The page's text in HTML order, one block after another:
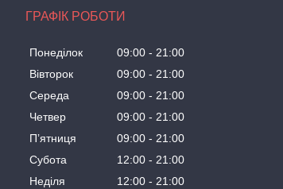
ГРАФІК РОБОТИ
Понеділок 09:00
21:00
Вівторок
09:00
21:00
Середа
09:00
21:00
Четвер
09:00
21:00
Пʼятниця
09:00
21:00
Субота
12:00
21:00
Неділя
12:00 21:00